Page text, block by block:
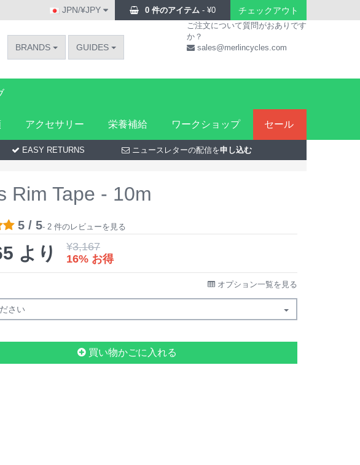
0 件のアイテム - ¥0 チェックアウト
JPN/¥JPY
BRANDS GUIDES
ご注文について質問がおありです
か？
sales@merlincycles.com
アクセサリー 栄養補給 ワークショップ セール
EASY RETURNS ニュースレターの配信を申し込む
Rim Tape - 10m
5 / 5- 2 件のレビューを見る
より ¥3,167
16% お得
オプション一覧を見る
さい
買い物かごに入れる